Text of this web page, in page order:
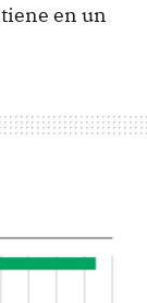
en un